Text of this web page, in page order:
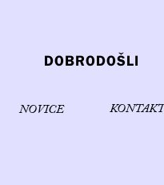
DOBRODOŠLI
NOVICE KONTAKT